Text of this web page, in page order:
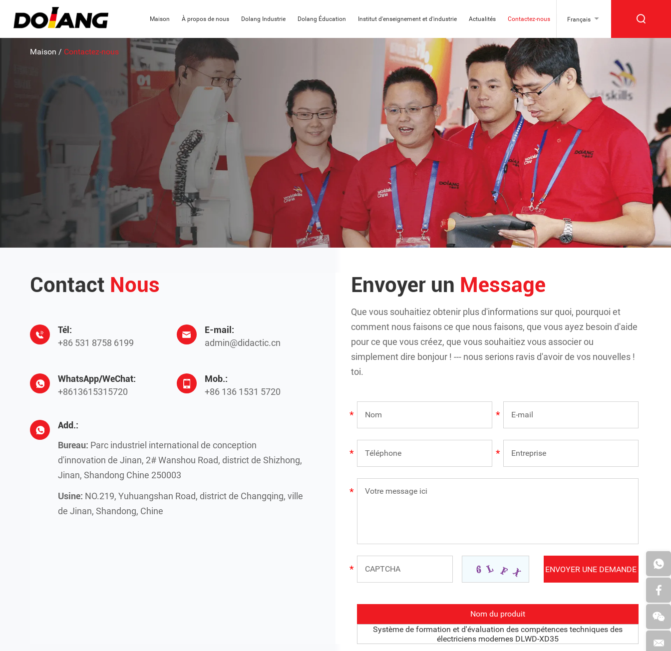
Maison À propos de nous Dolang Industrie Dolang Éducation Institut d'enseignement et d'industrie Actualités Contactez-nous Français
Maison / Contactez-nous
Contact Nous
Tél:
+86 531 8758 6199
E-mail:
admin@didactic.cn
WhatsApp/WeChat:
+8613615315720
Mob.:
+86 136 1531 5720
Add.:
Bureau: Parc industriel international de conception
d'innovation de Jinan, 2# Wanshou Road, district de Shizhong,
Jinan, Shandong Chine 250003
Usine: NO.219, Yuhuangshan Road, district de Changqing, ville
de Jinan, Shandong, Chine
Envoyer un Message
Que vous souhaitiez obtenir plus d'informations sur quoi, pourquoi et
comment nous faisons ce que nous faisons, que vous ayez besoin d'aide
pour ce que vous créez, que vous souhaitiez vous associer ou
simplement dire bonjour ! --- nous serions ravis d'avoir de vos nouvelles !
toi.
Nom du produit
Système de formation et d'évaluation des compétences techniques des
électriciens modernes DLWD-XD35